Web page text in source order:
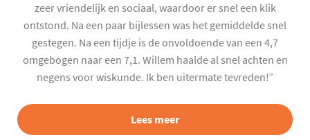
zeer vriendelijk en sociaal, waardoor er snel een klik
ontstond. Na een paar bijlessen was het gemiddelde snel
gestegen. Na een tijdje is de onvoldoende van een 4,7
omgebogen naar een 7,1. Willem haalde al snel achten en
negens voor wiskunde. Ik ben uitermate tevreden!”
Lees meer